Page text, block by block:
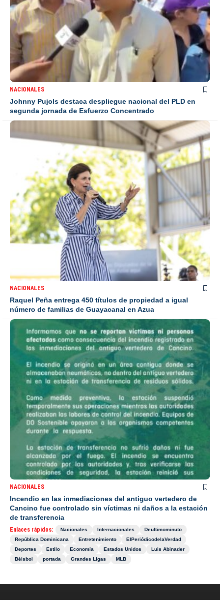
NACIONALES
Johnny Pujols destaca despliegue nacional del PLD en
segunda jornada de Esfuerzo Concentrado
NACIONALES
Raquel Peña entrega 450 títulos de propiedad a igual
número de familias de Guayacanal en Azua
NACIONALES
Incendio en las inmediaciones del antiguo vertedero de
Cancino fue controlado sin víctimas ni daños a la estación
de transferencia
Enlaces rápidos: Nacionales Internacionales
Deultimominuto
República Dominicana
Entretenimiento
ElPeriódicodelaVerdad
Deportes
Estilo Economía Estados Unidos
Luis Abinader
Béisbol
portada Grandes Ligas MLB